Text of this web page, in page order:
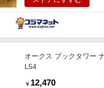
オークス ブックタワー
L54
￥ 12,470